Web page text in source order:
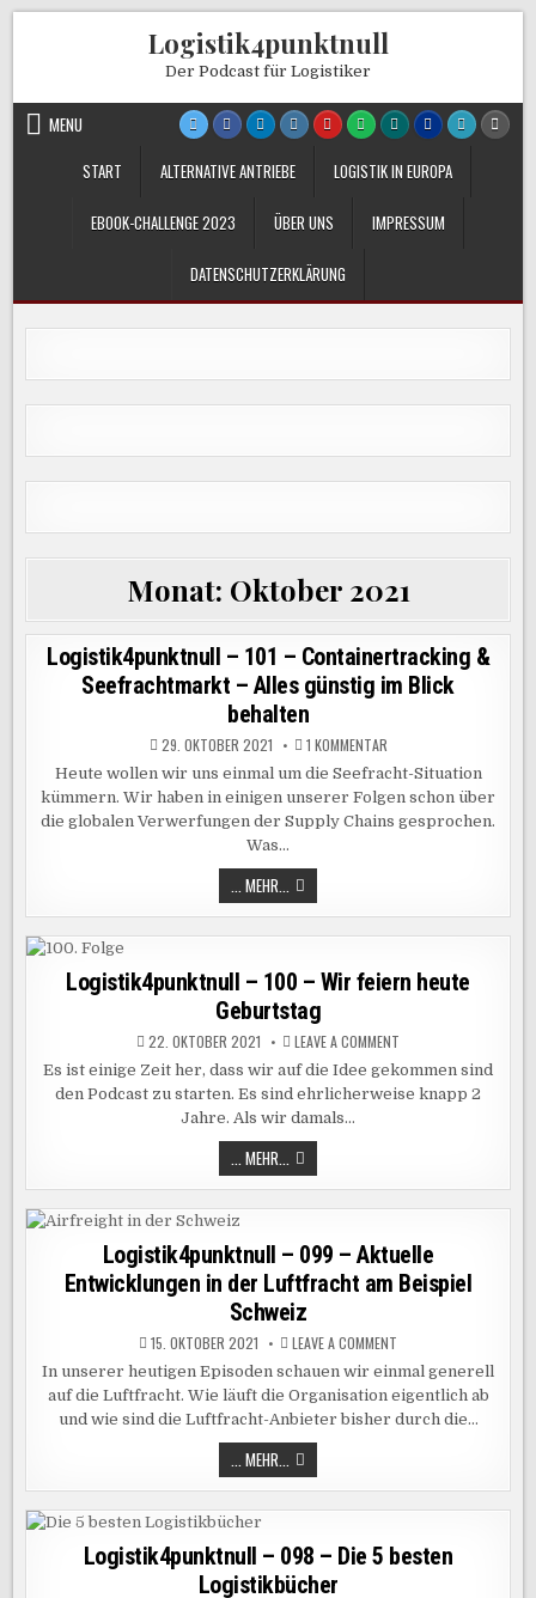
Logistik4punktnull
Der Podcast für Logistiker
MENU
START
ALTERNATIVE ANTRIEBE LOGISTIK IN EUROPA
EBOOK-CHALLENGE 2023 ÜBER UNS IMPRESSUM
DATENSCHUTZERKLÄRUNG
Monat: Oktober 2021
Logistik4punktnull – 101 – Containertracking &
Seefrachtmarkt – Alles günstig im Blick
behalten
29. OKTOBER 2021 1 KOMMENTARZU
LOGISTIK4PUNKTNULL
–
–
CONTAINERTRACKING
&
BLICK
Heute wollen wir uns einmal um die Seefracht-Situation
kümmern. Wir haben in einigen unserer Folgen schon über
die globalen Verwerfungen der Supply Chains gesprochen.
Was…
... MEHR... LOGISTIK4PUNKTNULL
–
101
–
SEEFRACHTMARKT
–
ALLES
GÜNSTIG
IM
BLICK
BEHALTEN
Logistik4punktnull – 100 – Wir feiern heute
Geburtstag
22. OKTOBER 2021 LEAVE A COMMENT
–
100
–
Es ist einige Zeit her, dass wir auf die Idee gekommen sind
den Podcast zu starten. Es sind ehrlicherweise knapp 2
Jahre. Als wir damals…
... MEHR... LOGISTIK4PUNKTNULL
–
100
–
HEUTE
GEBURTSTAG
Logistik4punktnull – 099 – Aktuelle
Entwicklungen in der Luftfracht am Beispiel
Schweiz
15. OKTOBER 2021 LEAVE A COMMENT
–
099
–
AKTUELLE
ENTWICKLUNGEN
SCHWEIZ
In unserer heutigen Episoden schauen wir einmal generell
auf die Luftfracht. Wie läuft die Organisation eigentlich ab
und wie sind die Luftfracht-Anbieter bisher durch die…
... MEHR... LOGISTIK4PUNKTNULL
–
099
–
IN
DER
LUFTFRACHT
Logistik4punktnull – 098 – Die 5 besten
Logistikbücher